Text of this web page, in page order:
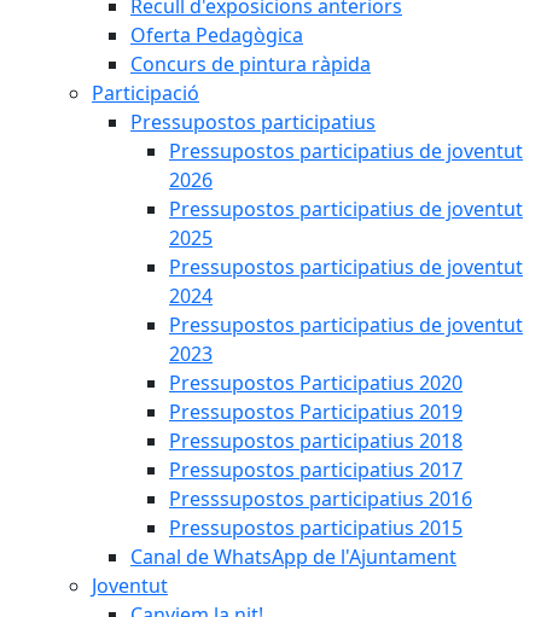
Recull d'exposicions anteriors
Oferta Pedagògica
Concurs de pintura ràpida
Participació
Pressupostos participatius
Pressupostos participatius de joventut
2026
Pressupostos participatius de joventut
2025
Pressupostos participatius de joventut
2024
Pressupostos participatius de joventut
2023
Pressupostos Participatius 2020
Pressupostos Participatius 2019
Pressupostos participatius 2018
Pressupostos participatius 2017
Presssupostos participatius 2016
Pressupostos participatius 2015
Canal de WhatsApp de l'Ajuntament
Joventut